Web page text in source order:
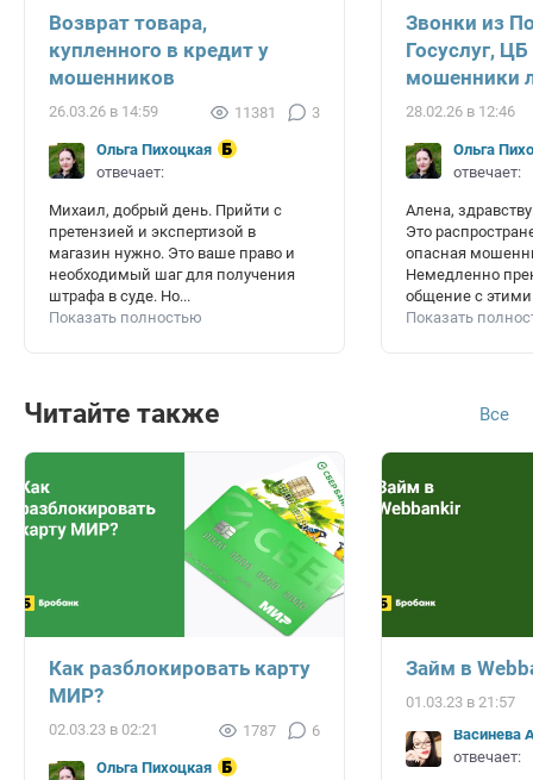
Возврат товара,
купленного в кредит у
мошенников
26.03.26 в 14:59 11381 3
Ольга Пихоцкая
отвечает:
Михаил, добрый день. Прийти с
претензией и экспертизой в
магазин нужно. Это ваше право и
необходимый шаг для получения
штрафа в суде. Но...
Показать полностью
Звонки из
Госуслуг,
мошенники
28.02.26 в 12:46
Ольга
отвечает:
Алена,
Это
опасная
Немедленно
общение с
Показать
Читайте также Все
Как разблокировать карту
МИР?
02.03.23 в 02:21 1787 6
Ольга Пихоцкая
Займ в
01.03.23 в 21:57
Васинёва
отвечает: